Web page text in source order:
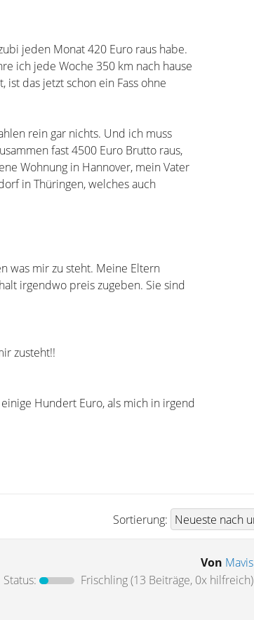
jeden Monat 420 Euro raus habe.
ich jede Woche 350 km nach hause
das jetzt schon ein Fass ohne
rein gar nichts. Und ich muss
fast 4500 Euro Brutto raus,
Wohnung in Hannover, mein Vater
in Thüringen, welches auch
was mir zu steht. Meine Eltern
irgendwo preis zugeben. Sie sind
zusteht!!
Hundert Euro, als mich in irgend
Sortierung:
Von Mavis
Status:
Frischling(13 Beiträge, 0x hilfreich)